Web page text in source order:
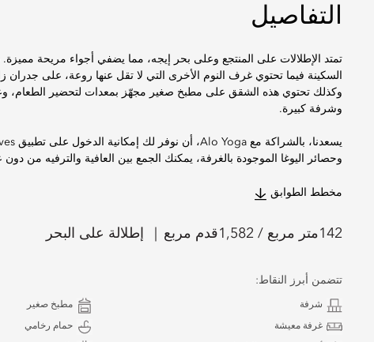
التفاصيل
تمتد الإطلالات على المنتجع وعلى بحر إيجه، مما يضفي أجواء مريحة
السكينة فيما تحتوي غرف النوم الأخرى التي لا تقل عنها روعة، على
وكذلك تحتوي هذه الشقق على مطبخ صغير مجهّز بمعدات لتحضير الطعام،
وشرفة كبيرة.
وحصائر اليوغا الموجودة بالغرفة، يمكنك الجمع بين العافية والترفيه من
مخطط الطوابق
142متر مربع / 1,582قدم مربع إطلالة على البحر
تتضمن أبرز النقاط:
شرفة مطبخ صغير
غرفة معيشة حمام رخامي